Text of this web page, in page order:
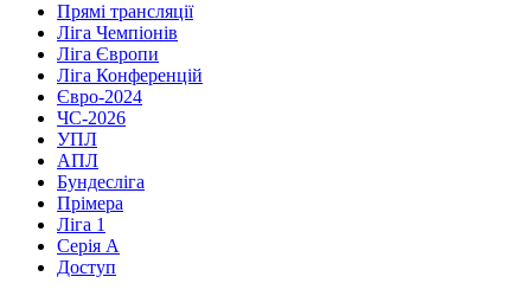
Прямі трансляції
Ліга Чемпіонів
Ліга Європи
Ліга Конференцій
Євро-2024
ЧС-2026
УПЛ
АПЛ
Бундесліга
Прімера
Ліга 1
Серія А
Доступ